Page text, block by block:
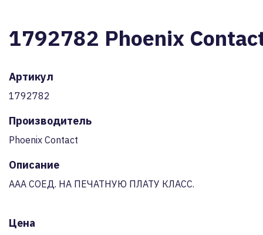
1792782 Phoenix
Артикул
1792782
Производитель
Phoenix Contact
Описание
AAA СОЕД. НА ПЕЧАТНУЮ ПЛАТУ КЛАСС.
Цена